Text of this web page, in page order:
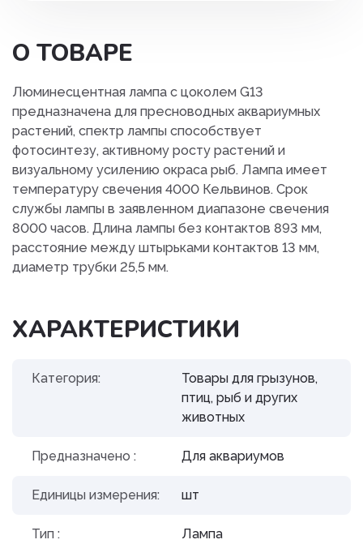
О ТОВАРЕ
Люминесцентная лампа с цоколем G13
предназначена для пресноводных аквариумных
растений, спектр лампы способствует
фотосинтезу, активному росту растений и
визуальному усилению окраса рыб. Лампа имеет
температуру свечения 4000 Кельвинов. Срок
службы лампы в заявленном диапазоне свечения
8000 часов. Длина лампы без контактов 893 мм,
расстояние между штырьками контактов 13 мм,
диаметр трубки 25,5 мм.
ХАРАКТЕРИСТИКИ
Категория:
Товары для грызунов,
птиц, рыб и других
животных
Предназначено : Для аквариумов
Единицы измерения: шт
Тип : Лампа